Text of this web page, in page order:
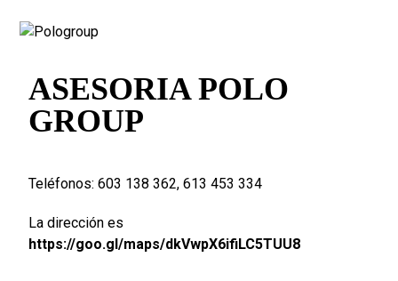
ASESORIA POLO
GROUP
Teléfonos: 603 138 362, 613 453 334
La dirección es
https://goo.gl/maps/dkVwpX6ifiLC5TUU8